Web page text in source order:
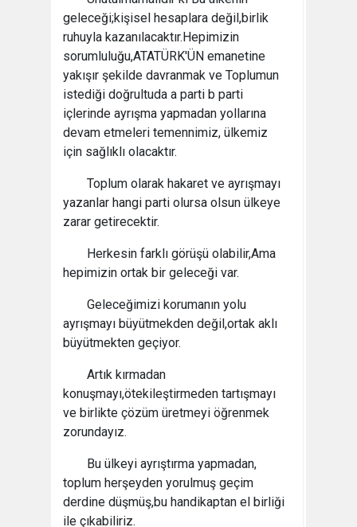
geleceği;kişisel hesaplara değil,birlik
ruhuyla kazanılacaktır.Hepimizin
sorumluluğu,ATATÜRK'ÜN emanetine
yakışır şekilde davranmak ve Toplumun
istediği doğrultuda a parti b parti
içlerinde ayrışma yapmadan yollarına
devam etmeleri temennimiz, ülkemiz
için sağlıklı olacaktır.
Toplum olarak hakaret ve ayrışmayı
yazanlar hangi parti olursa olsun ülkeye
zarar getirecektir.
Herkesin farklı görüşü olabilir,Ama
hepimizin ortak bir geleceği var.
Geleceğimizi korumanın yolu
ayrışmayı büyütmekden değil,ortak aklı
büyütmekten geçiyor.
Artık kırmadan
konuşmayı,ötekileştirmeden tartışmayı
ve birlikte çözüm üretmeyi öğrenmek
zorundayız.
Bu ülkeyi ayrıştırma yapmadan,
toplum herşeyden yorulmuş geçim
derdine düşmüş,bu handikaptan el birliği
ile çıkabiliriz.